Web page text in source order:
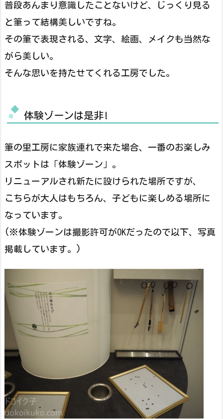
普段あんまり意識したことないけど、じっくり見る
と筆って結構美しいですね。
その筆で表現される、文字、絵画、メイクも当然な
がら美しい。
そんな思いを持たせてくれる工房でした。
体験ゾーンは是非!
筆の里工房に家族連れで来た場合、一番のお楽しみ
スポットは「体験ゾーン」。
リニューアルされ新たに設けられた場所ですが、
こちらが大人はもちろん、子どもに楽しめる場所に
なっています。
(※体験ゾーンは撮影許可がOKだったので以下、写真
掲載しています。)